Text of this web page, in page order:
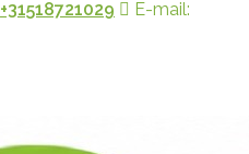
+31518721029
E-mail: